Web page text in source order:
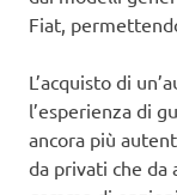
Fiat,
L’acquisto di
l’esperienza di
ancora più
da privati che da